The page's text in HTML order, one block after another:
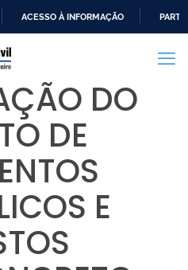
PARA
CONTEÚDO
ACESSO À INFORMAÇÃO
DO
DE
E